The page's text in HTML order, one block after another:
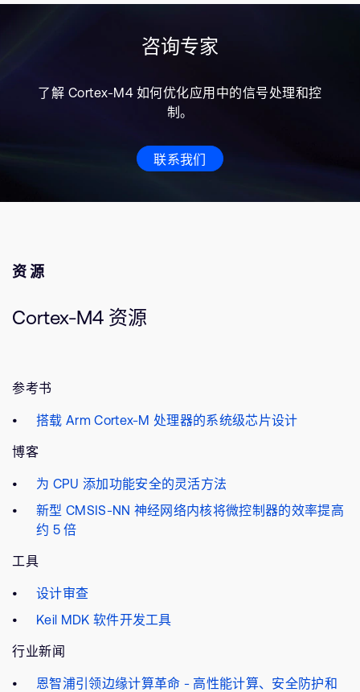
咨询专家
了解 Cortex-M4 如何优化应用中的信号处理和控
制。
联系我们
资源
Cortex-M4 资源
参考书
搭载 Arm Cortex-M 处理器的系统级芯片设计
博客
为 CPU 添加功能安全的灵活方法
新型 CMSIS-NN 神经网络内核将微控制器的效率提高
约 5 倍
工具
设计审查
Keil MDK 软件开发工具
行业新闻
恩智浦引领边缘计算革命 - 高性能计算、安全防护和